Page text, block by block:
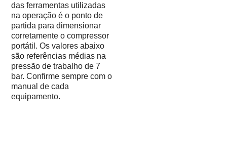
das ferramentas utilizadas
na operação é o ponto de
partida para dimensionar
corretamente o compressor
portátil. Os valores abaixo
são referências médias na
pressão de trabalho de 7
bar. Confirme sempre com o
manual de cada
equipamento.